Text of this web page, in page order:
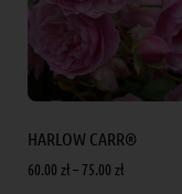
HARLOW CARR®
60.00 zł– 75.00 zł